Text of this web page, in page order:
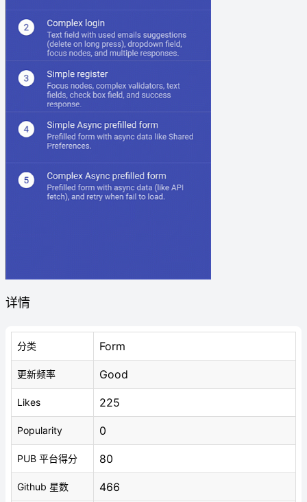
详情
分类 Form
更新频率 Good
Likes 225
Popularity 0
PUB 平台得分 80
Github 星数 466